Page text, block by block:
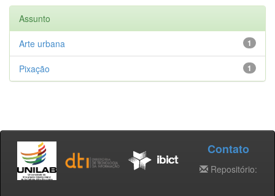
Assunto
1
Arte urbana
1
Pixação
Contato
Repositório: